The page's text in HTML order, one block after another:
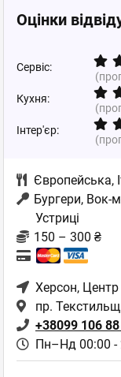
Оцінки
Сервіс:
Кухня:
Інтер'єр:
Європейська,
Бургери, Вок-
Устриці
150 – 300 ₴
Херсон, Центр
пр.
+38099 106
Пн–Нд 00:00 -